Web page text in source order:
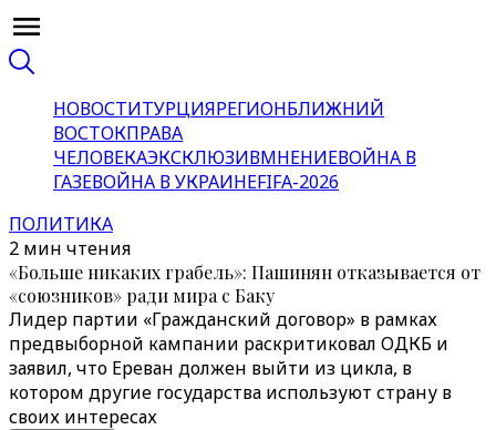
НОВОСТИТУРЦИЯРЕГИОНБЛИЖНИЙ
ВОСТОКПРАВА
ЧЕЛОВЕКАЭКСКЛЮЗИВМНЕНИЕВОЙНА В
ГАЗЕВОЙНА В УКРАИНЕFIFA-2026
ПОЛИТИКА
2 мин чтения
«Больше никаких грабель»: Пашинян отказывается от
«союзников» ради мира с Баку
Лидер партии «Гражданский договор» в рамках
предвыборной кампании раскритиковал ОДКБ и
заявил, что Ереван должен выйти из цикла, в
котором другие государства используют страну в
своих интересах